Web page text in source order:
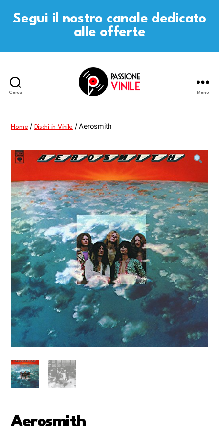
Segui il nostro canale dedicato
alle offerte
Cerca Menu
Home / Dischi in Vinile / Aerosmith
Aerosmith